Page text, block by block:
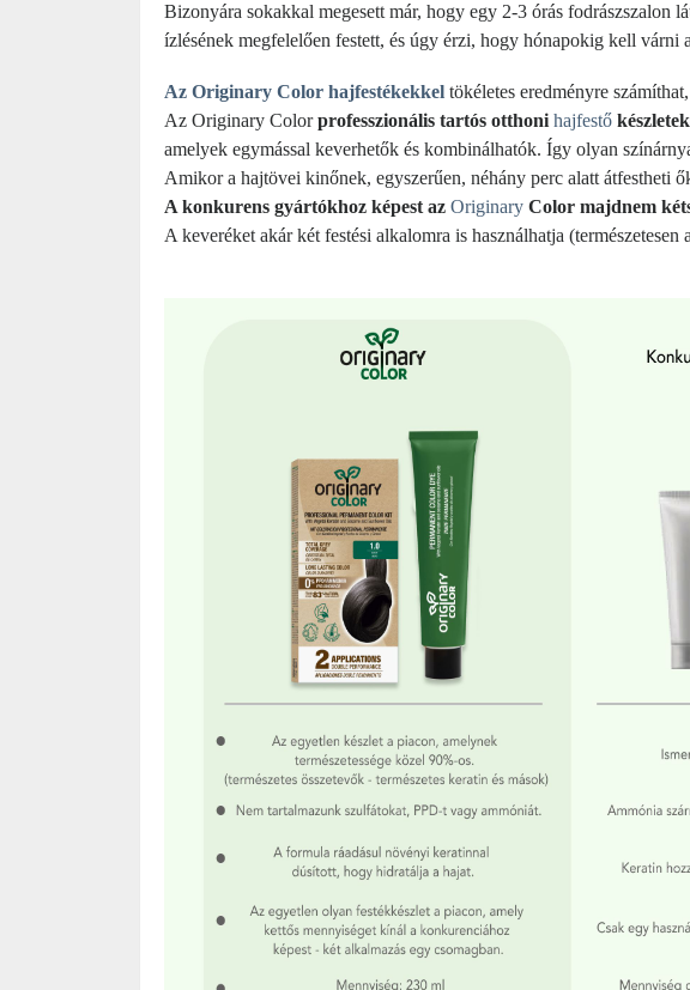
Bizonyára sokakkal megesett már, hogy egy 2-3 órás fodrászszalon
ízlésének megfelelően festett, és úgy érzi, hogy hónapokig kell várni
Az Originary Color hajfestékekkel tökéletes eredményre
Az Originary Colorprofesszionális tartós otthoni hajfestő
amelyek egymással keverhetők és kombinálhatók. Így olyan
Amikor a hajtövei kinőnek, egyszerűen, néhány perc alatt átfestheti
A konkurens gyártókhoz képest az Originary Color majdnem
A keveréket akár két festési alkalomra is használhatja (természetesen